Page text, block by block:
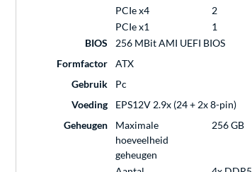
PCIe x4
2
PCIe x1
1
BIOS
256 MBit AMI UEFI BIOS
Formfactor
ATX
Gebruik
Pc
Voeding
EPS12V 2.9x (24 + 2x 8-pin)
Geheugen
Maximale
hoeveelheid
geheugen
256 GB